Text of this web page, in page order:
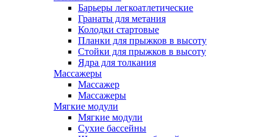
Барьеры легкоатлетические
Гранаты для метания
Колодки стартовые
Планки для прыжков в высоту
Стойки для прыжков в высоту
Ядра для толкания
Массажеры
Массажер
Массажеры
Мягкие модули
Мягкие модули
Сухие бассейны